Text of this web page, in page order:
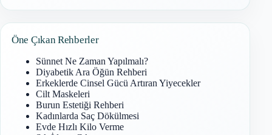
Öne Çıkan Rehberler
Sünnet Ne Zaman Yapılmalı?
Diyabetik Ara Öğün Rehberi
Erkeklerde Cinsel Gücü Artıran Yiyecekler
Cilt Maskeleri
Burun Estetiği Rehberi
Kadınlarda Saç Dökülmesi
Evde Hızlı Kilo Verme